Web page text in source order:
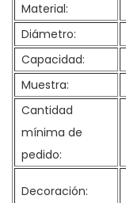
Material:
Diámetro:
Capacidad:
Muestra:
Cantidad
mínima de
pedido:
Decoración: